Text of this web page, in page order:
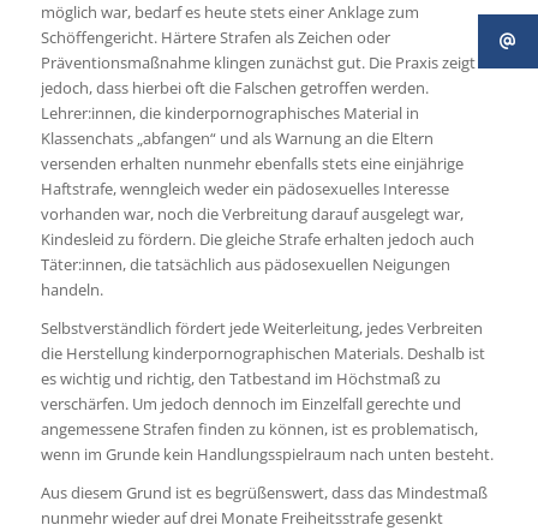
möglich war, bedarf es heute stets einer Anklage zum
Schöffengericht. Härtere Strafen als Zeichen oder
Präventionsmaßnahme klingen zunächst gut. Die Praxis zeigt
jedoch, dass hierbei oft die Falschen getroffen werden.
Lehrer:innen, die kinderpornographisches Material in
Klassenchats „abfangen“ und als Warnung an die Eltern
versenden erhalten nunmehr ebenfalls stets eine einjährige
Haftstrafe, wenngleich weder ein pädosexuelles Interesse
vorhanden war, noch die Verbreitung darauf ausgelegt war,
Kindesleid zu fördern. Die gleiche Strafe erhalten jedoch auch
Täter:innen, die tatsächlich aus pädosexuellen Neigungen
handeln.
Selbstverständlich fördert jede Weiterleitung, jedes Verbreiten
die Herstellung kinderpornographischen Materials. Deshalb ist
es wichtig und richtig, den Tatbestand im Höchstmaß zu
verschärfen. Um jedoch dennoch im Einzelfall gerechte und
angemessene Strafen finden zu können, ist es problematisch,
wenn im Grunde kein Handlungsspielraum nach unten besteht.
Aus diesem Grund ist es begrüßenswert, dass das Mindestmaß
nunmehr wieder auf drei Monate Freiheitsstrafe gesenkt